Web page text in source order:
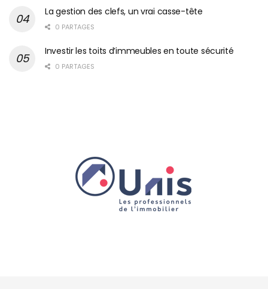
La gestion des clefs, un vrai casse-tête
0 PARTAGES
Investir les toits d’immeubles en toute sécurité
0 PARTAGES